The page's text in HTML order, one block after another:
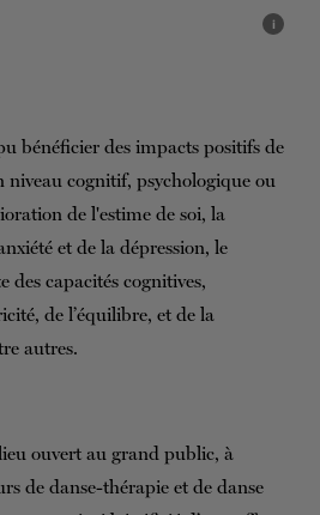
i
bénéficier des impacts positifs de
niveau cognitif, psychologique ou
de l'estime de soi, la
et de la dépression, le
des capacités cognitives,
de l’équilibre, et de la
autres.
ouvert au grand public, à
de danse-thérapie et de danse